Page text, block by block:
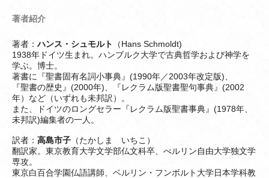
著者紹介
著者：ハンス・シュモルト
（Hans Schmoldt)
1938年ドイツ生まれ。ハンブルク大学で古典哲学および神学を
学ぶ。博士。
著書に『聖書固有名詞小事典』(1990年／2003年改定版)、
『聖書の歴史』(2000年)、『レクラム版聖書聖句事典』(2002
年）など（いずれも未邦訳）。
また、ドイツのロングセラー『レクラム版聖書事典』(1978年、
未邦訳)編集者の一人。
訳者： 高島市子 （たかしま いちこ）
翻訳家。東京教育大学文学部仏文科卒、べルリン自由大学独文学
専攻。
東京白百合学園仏語講師、ベルリン・フンボルト大学日本学科教